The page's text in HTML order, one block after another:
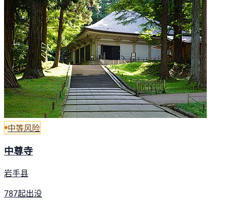
中等风险
中尊寺
岩手县
787起出没